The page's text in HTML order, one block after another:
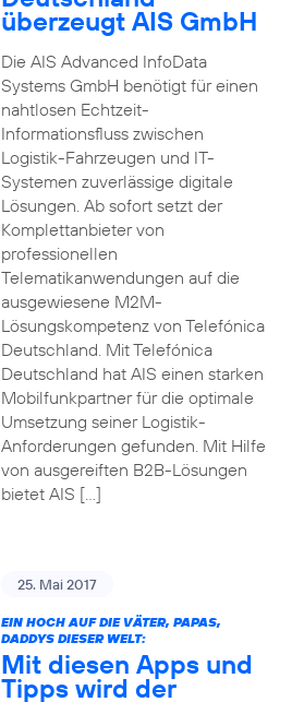
überzeugt AIS GmbH
Die AIS Advanced InfoData
Systems GmbH benötigt für einen
nahtlosen Echtzeit-
Informationsfluss zwischen
Logistik-Fahrzeugen und IT-
Systemen zuverlässige digitale
Lösungen. Ab sofort setzt der
Komplettanbieter von
professionellen
Telematikanwendungen auf die
ausgewiesene M2M-
Lösungskompetenz von Telefónica
Deutschland. Mit Telefónica
Deutschland hat AIS einen starken
Mobilfunkpartner für die optimale
Umsetzung seiner Logistik-
Anforderungen gefunden. Mit Hilfe
von ausgereiften B2B-Lösungen
bietet AIS […]
25. Mai 2017
EIN HOCH AUF DIE VÄTER, PAPAS,
DADDYS DIESER WELT:
Mit diesen Apps und
Tipps wird der